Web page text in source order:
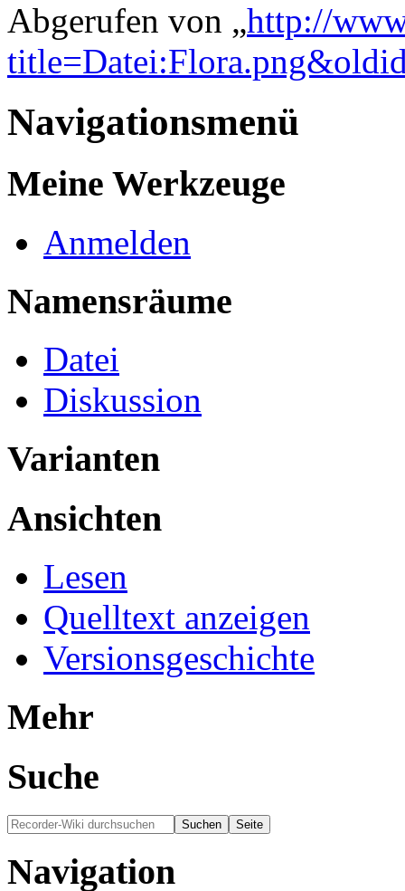
Abgerufen von „http://
Navigationsmenü
Meine Werkzeuge
Anmelden
Namensräume
Datei
Diskussion
Varianten
Ansichten
Lesen
Quelltext anzeigen
Versionsgeschichte
Mehr
Suche
Navigation